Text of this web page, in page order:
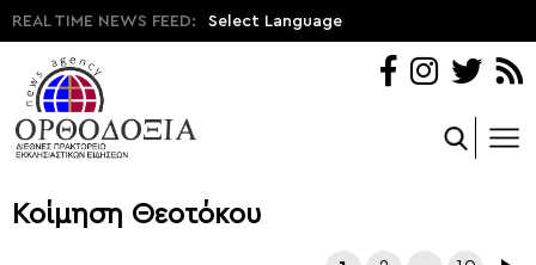
REAL TIME NEWS FEED: Select Language
Κοίμηση Θεοτόκου